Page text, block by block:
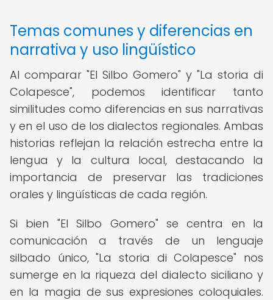
Temas comunes y diferencias en
narrativa y uso lingüístico
Al comparar "El Silbo Gomero" y "La storia di
Colapesce", podemos identificar tanto
similitudes como diferencias en sus narrativas
y en el uso de los dialectos regionales. Ambas
historias reflejan la relación estrecha entre la
lengua y la cultura local, destacando la
importancia de preservar las tradiciones
orales y lingüísticas de cada región.
Si bien "El Silbo Gomero" se centra en la
comunicación a través de un lenguaje
silbado único, "La storia di Colapesce" nos
sumerge en la riqueza del dialecto siciliano y
en la magia de sus expresiones coloquiales.